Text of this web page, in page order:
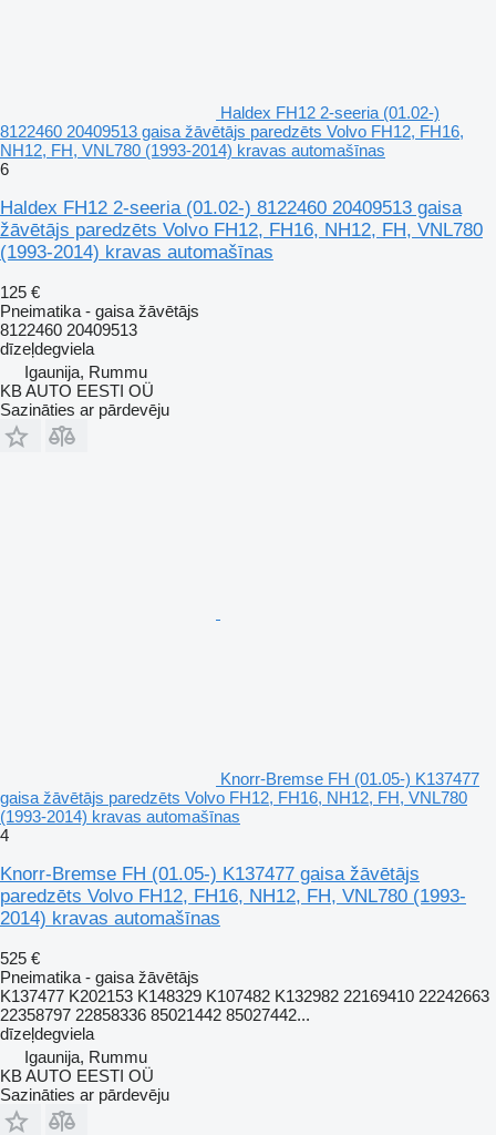
Haldex FH12 2-seeria (01.02-)
8122460 20409513 gaisa žāvētājs paredzēts Volvo FH12, FH16,
NH12, FH, VNL780 (1993-2014) kravas automašīnas
6
Haldex FH12 2-seeria (01.02-) 8122460 20409513 gaisa
žāvētājs paredzēts Volvo FH12, FH16, NH12, FH, VNL780
(1993-2014) kravas automašīnas
125 €
Pneimatika - gaisa žāvētājs
8122460 20409513
dīzeļdegviela
Igaunija, Rummu
KB AUTO EESTI OÜ
Sazināties ar pārdevēju
Knorr-Bremse FH (01.05-) K137477
gaisa žāvētājs paredzēts Volvo FH12, FH16, NH12, FH, VNL780
(1993-2014) kravas automašīnas
4
Knorr-Bremse FH (01.05-) K137477 gaisa žāvētājs
paredzēts Volvo FH12, FH16, NH12, FH, VNL780 (1993-
2014) kravas automašīnas
525 €
Pneimatika - gaisa žāvētājs
K137477 K202153 K148329 K107482 K132982 22169410 22242663
22358797 22858336 85021442 85027442...
dīzeļdegviela
Igaunija, Rummu
KB AUTO EESTI OÜ
Sazināties ar pārdevēju